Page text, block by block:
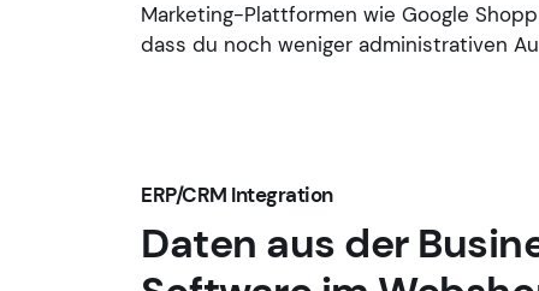
Marketing-Plattformen wie Google
dass du noch weniger administrativen
ERP/CRM Integration
Daten aus der